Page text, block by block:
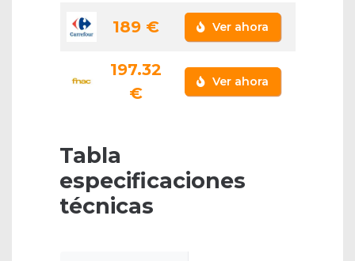
189 € Ver ahora
197.32
€
Ver ahora
Tabla
especificaciones
técnicas